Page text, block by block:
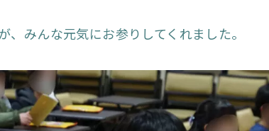
みんな元気にお参りしてくれました。